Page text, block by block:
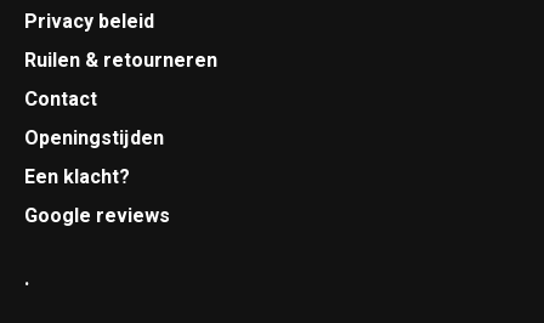
Privacy beleid
Ruilen & retourneren
Contact
Openingstijden
Een klacht?
Google reviews
.